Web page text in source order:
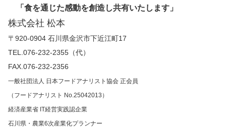
「食を通じた感動を創造し共有いたします」
株式会社 松本
〒920-0904 石川県金沢市下近江町17
TEL.076-232-2355（代）
FAX.076-232-2356
一般社団法人 日本フードアナリスト協会 正会員
（フードアナリスト No.25042013）
経済産業省 IT経営実践認企業
石川県・農業6次産業化プランナー